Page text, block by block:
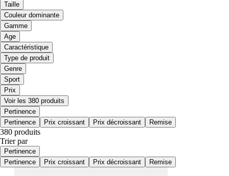
Taille
Couleur dominante
Gamme
Age
Caractéristique
Type de produit
Genre
Sport
Prix
Voir les 380 produits
Pertinence
Pertinence
Prix croissant Prix décroissant Remise
380 produits
Trier par
Pertinence
Pertinence
Prix croissant Prix décroissant Remise